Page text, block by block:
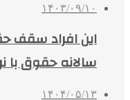
۱۴۰۳/۰۹/۱۰
این افراد سقف
سالانه حقوق با
۱۴۰۴/۰۵/۱۳